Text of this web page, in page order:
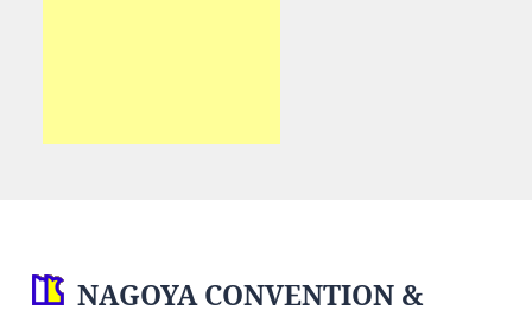
NAGOYA CONVENTION &